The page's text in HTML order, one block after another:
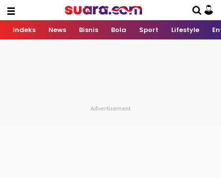
Indeks News Bisnis Bola Sport Lifestyle